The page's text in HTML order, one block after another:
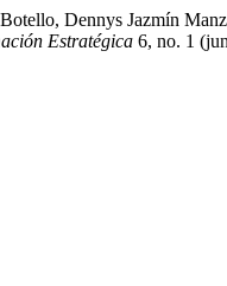
Dennys Jazmín
Estratégica 6, no. 1